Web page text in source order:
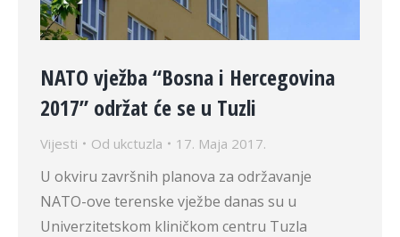
NATO vježba “Bosna i Hercegovina
2017” održat će se u Tuzli
Vijesti Od ukctuzla 17. Maja 2017.
U okviru završnih planova za održavanje
NATO-ove terenske vježbe danas su u
Univerzitetskom kliničkom centru Tuzla